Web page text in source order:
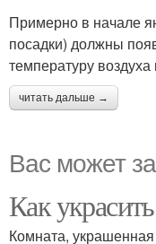
Примерно в начале
посадки) должны
температуру
читать дальше →
Вас может
Как
Комната,